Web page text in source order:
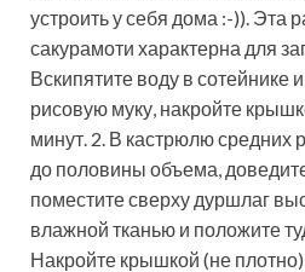
устроить у себя дома :-)). Эта
сакурамоти характерна для
Вскипятите воду в сотейнике
рисовую муку, накройте
минут. 2. В кастрюлю средних
до половины объема,
поместите сверху дуршлаг
влажной тканью и положите
Накройте крышкой (не